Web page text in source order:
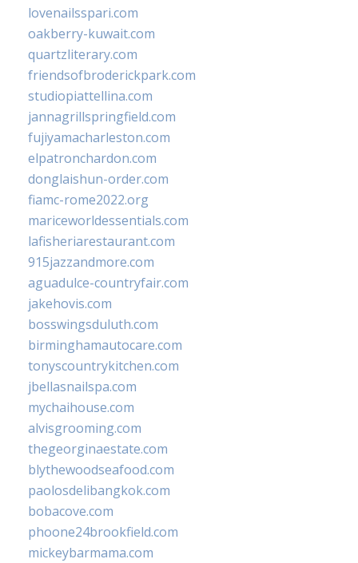
lovenailsspari.com
oakberry-kuwait.com
quartzliterary.com
friendsofbroderickpark.com
studiopiattellina.com
jannagrillspringfield.com
fujiyamacharleston.com
elpatronchardon.com
donglaishun-order.com
fiamc-rome2022.org
mariceworldessentials.com
lafisheriarestaurant.com
915jazzandmore.com
aguadulce-countryfair.com
jakehovis.com
bosswingsduluth.com
birminghamautocare.com
tonyscountrykitchen.com
jbellasnailspa.com
mychaihouse.com
alvisgrooming.com
thegeorginaestate.com
blythewoodseafood.com
paolosdelibangkok.com
bobacove.com
phoone24brookfield.com
mickeybarmama.com